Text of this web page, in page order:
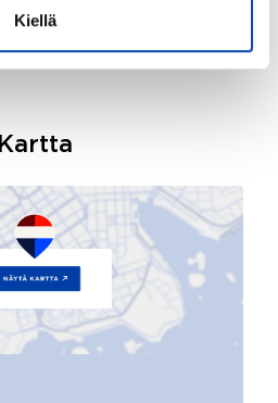
Kiellä
Kartta